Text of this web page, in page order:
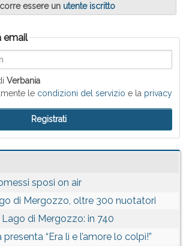
essere un utente iscritto
email
Verbania
le condizioni del servizio e la privacy
sposi on air
di Mergozzo, oltre 300 nuotatori
di Mergozzo: in 740
“Era lì e l’amore lo colpì!”